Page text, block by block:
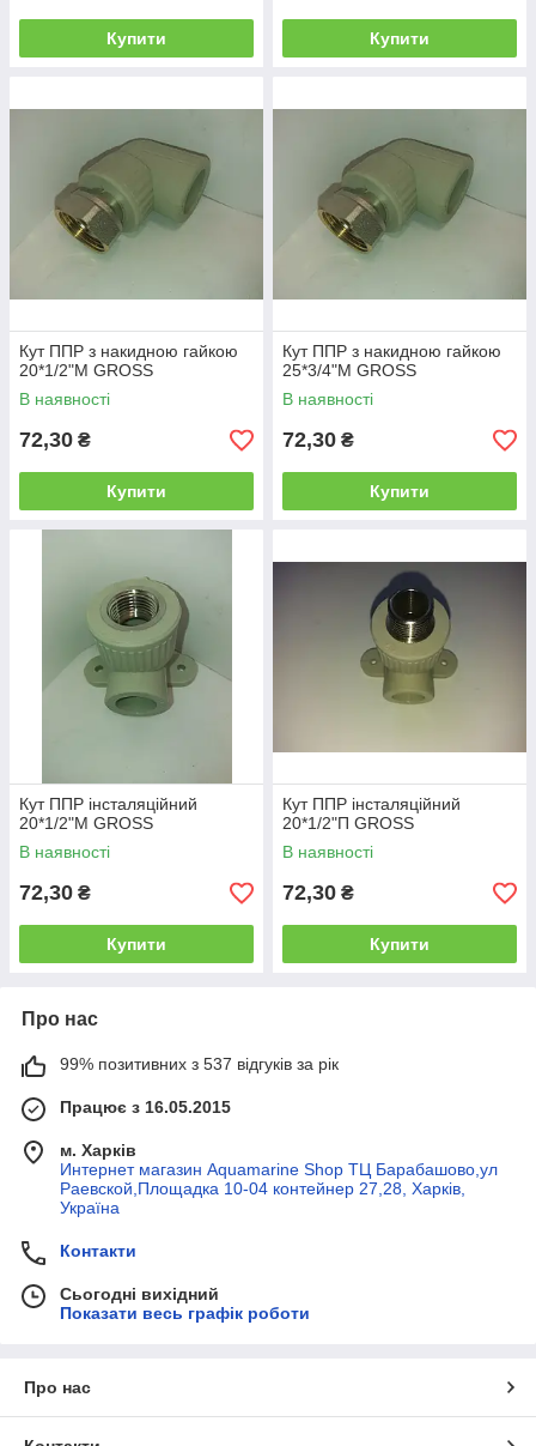
Купити Купити
Кут ППР з накидною гайкою
20*1/2"М GROSS
В наявності
72,30 ₴
Купити
Кут ППР з накидною гайкою
25*3/4"М GROSS
В наявності
72,30 ₴
Купити
Кут ППР інсталяційний
20*1/2"М GROSS
В наявності
72,30 ₴
Купити
Кут ППР інсталяційний
20*1/2"П GROSS
В наявності
72,30 ₴
Купити
Про нас
99% позитивних з 537 відгуків за рік
Працює з 16.05.2015
м. Харків
Интернет магазин Aquamarine Shop ТЦ Барабашово,ул
Раевской,Площадка 10-04 контейнер 27,28, Харків,
Україна
Контакти
Сьогодні вихідний
Показати весь графік роботи
Про нас